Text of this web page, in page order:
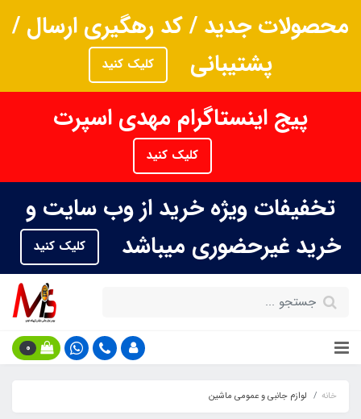
محصولات جدید / کد رهگیری ارسال /
پشتیبانی
کلیک کنید
پیج اینستاگرام مهدی اسپرت
کلیک کنید
تخفیفات ویژه خرید از وب سایت و
خرید غیرحضوری میباشد
کلیک کنید
0
خانه لوازم جانبی و عمومی ماشین